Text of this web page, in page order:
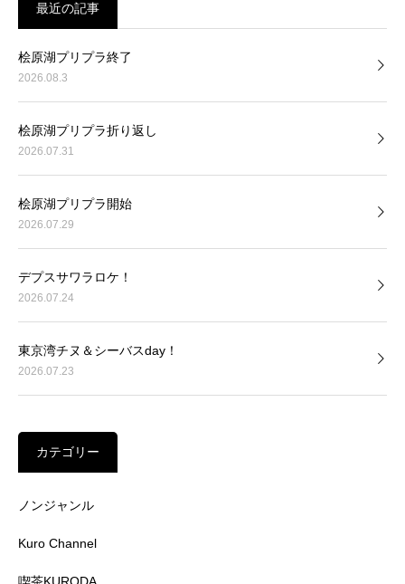
最近の記事
桧原湖プリプラ終了
2026.08.3
桧原湖プリプラ折り返し
2026.07.31
桧原湖プリプラ開始
2026.07.29
デプスサワラロケ！
2026.07.24
東京湾チヌ＆シーバスday！
2026.07.23
カテゴリー
ノンジャンル
Kuro Channel
喫茶KURODA